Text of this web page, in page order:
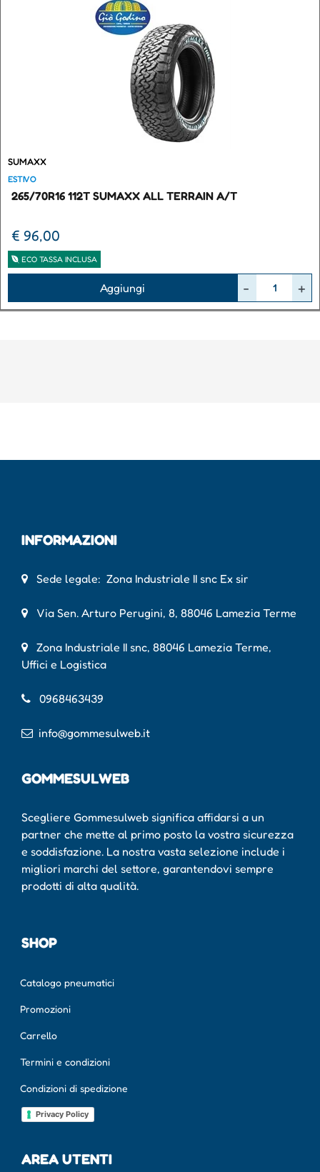
SUMAXX
ESTIVO
265/70R16 112T SUMAXX ALL TERRAIN A/T
€ 96,00
ECO TASSA INCLUSA
Aggiungi
INFORMAZIONI
Sede legale: Zona Industriale II snc Ex sir
Via Sen. Arturo Perugini, 8, 88046 Lamezia Terme
Zona Industriale II snc, 88046 Lamezia Terme,
Uffici e Logistica
0968463439
info@gommesulweb.it
GOMMESULWEB
Scegliere Gommesulweb significa affidarsi a un
partner che mette al primo posto la vostra sicurezza
e soddisfazione. La nostra vasta selezione include i
migliori marchi del settore, garantendovi sempre
prodotti di alta qualità.
SHOP
Catalogo pneumatici
Promozioni
Carrello
Termini e condizioni
Condizioni di spedizione
Privacy Policy
AREA UTENTI